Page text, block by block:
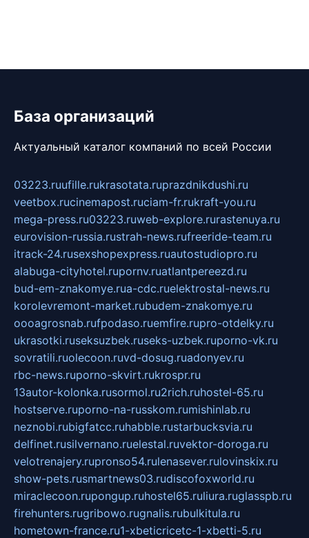
База организаций
Актуальный каталог компаний по всей России
03223.ruufille.rukrasotata.ruprazdnikdushi.ru
veetbox.rucinemapost.ruciam-fr.rukraft-you.ru
mega-press.ru03223.ruweb-explore.rurastenuya.ru
eurovision-russia.rustrah-news.rufreeride-team.ru
itrack-24.rusexshopexpress.ruautostudiopro.ru
alabuga-cityhotel.rupornv.ruatlantpereezd.ru
bud-em-znakomye.rua-cdc.ruelektrostal-news.ru
korolevremont-market.rubudem-znakomye.ru
oooagrosnab.rufpodaso.ruemfire.rupro-otdelky.ru
ukrasotki.ruseksuzbek.ruseks-uzbek.ruporno-vk.ru
sovratili.ruolecoon.ruvd-dosug.ruadonyev.ru
rbc-news.ruporno-skvirt.rukrospr.ru
13autor-kolonka.rusormol.ru2rich.ruhostel-65.ru
hostserve.ruporno-na-russkom.rumishinlab.ru
neznobi.rubigfatcc.ruhabble.rustarbucksvia.ru
delfinet.rusilvernano.ruelestal.ruvektor-doroga.ru
velotrenajery.rupronso54.rulenasever.rulovinskix.ru
show-pets.rusmartnews03.rudiscofoxworld.ru
miraclecoon.rupongup.ruhostel65.ruliura.ruglasspb.ru
firehunters.rugribowo.rugnalis.rubulkitula.ru
hometown-france.ru1-xbeticricetc-1-xbetti-5.ru